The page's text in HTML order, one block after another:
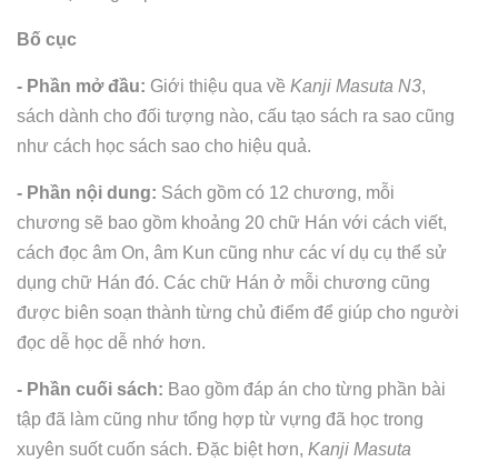
Bố cục
- Phần mở đầu: Giới thiệu qua về Kanji Masuta N3,
sách dành cho đối tượng nào, cấu tạo sách ra sao cũng
như cách học sách sao cho hiệu quả.
- Phần nội dung: Sách gồm có 12 chương, mỗi
chương sẽ bao gồm khoảng 20 chữ Hán với cách viết,
cách đọc âm On, âm Kun cũng như các ví dụ cụ thể sử
dụng chữ Hán đó. Các chữ Hán ở mỗi chương cũng
được biên soạn thành từng chủ điểm để giúp cho người
đọc dễ học dễ nhớ hơn.
- Phần cuối sách: Bao gồm đáp án cho từng phần bài
tập đã làm cũng như tổng hợp từ vựng đã học trong
xuyên suốt cuốn sách. Đặc biệt hơn, Kanji Masuta